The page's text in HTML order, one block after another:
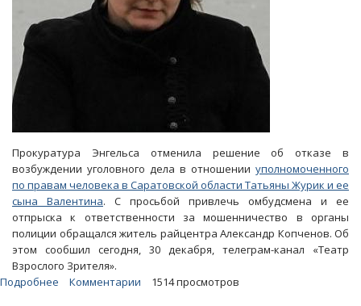
Прокуратура Энгельса отменила решение об отказе в
возбуждении уголовного дела в отношении уполномоченного
по правам человека в Саратовской области Татьяны Журик и ее
сына Валентина. С просьбой привлечь омбудсмена и ее
отпрыска к ответственности за мошенничество в органы
полиции обращался житель райцентра Александр Копченов. Об
этом сообшил сегодня, 30 декабря, телеграм-канал «Театр
Взрослого Зрителя».
Подробнее
Комментарии 1514 просмотров